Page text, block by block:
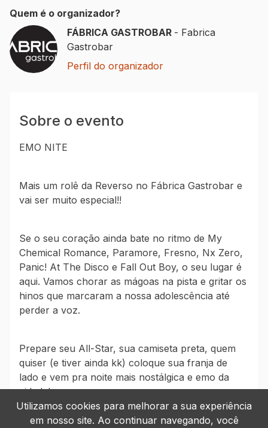
Utilizamos cookies para melhorar a sua experiência
em nosso site. Ao continuar navegando, você
Quem é o organizador?
FÁBRICA GASTROBAR - Fabrica
Gastrobar
Perfil do organizador
Sobre o evento
EMO NITE
Mais um rolê da Reverso no Fábrica Gastrobar e
vai ser muito especial!!
Se o seu coração ainda bate no ritmo de My
Chemical Romance, Paramore, Fresno, Nx Zero,
Panic! At The Disco e Fall Out Boy, o seu lugar é
aqui. Vamos chorar as mágoas na pista e gritar os
hinos que marcaram a nossa adolescência até
perder a voz.
Prepare seu All-Star, sua camiseta preta, quem
quiser (e tiver ainda kk) coloque sua franja de
lado e vem pra noite mais nostálgica e emo da
cidade!